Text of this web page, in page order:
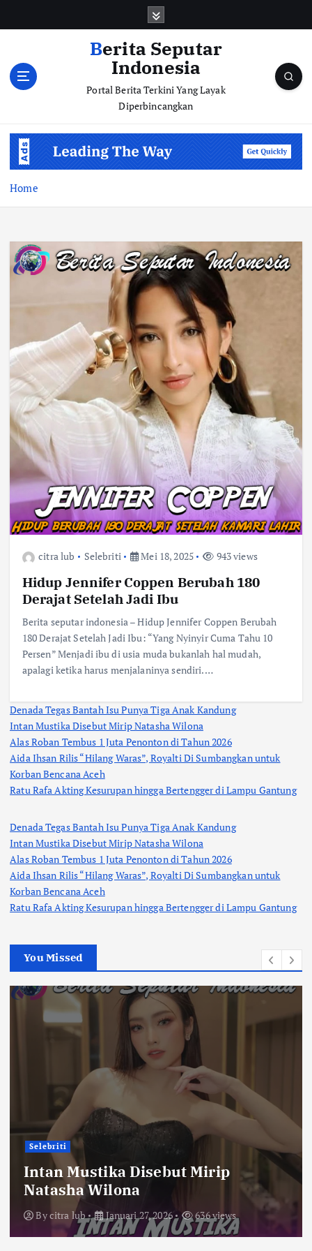
Berita Seputar
Indonesia
Portal Berita Terkini Yang Layak
Diperbincangkan
Home
citra lub Selebriti Mei 18, 2025 943 views
Hidup Jennifer Coppen Berubah 180
Derajat Setelah Jadi Ibu
Berita seputar indonesia – Hidup Jennifer Coppen Berubah
180 Derajat Setelah Jadi Ibu: “Yang Nyinyir Cuma Tahu 10
Persen” Menjadi ibu di usia muda bukanlah hal mudah,
apalagi ketika harus menjalaninya sendiri.…
Denada Tegas Bantah Isu Punya Tiga Anak Kandung
Intan Mustika Disebut Mirip Natasha Wilona
Alas Roban Tembus 1 Juta Penonton di Tahun 2026
Aida Ihsan Rilis “Hilang Waras”, Royalti Di Sumbangkan untuk
Korban Bencana Aceh
Ratu Rafa Akting Kesurupan hingga Bertengger di Lampu Gantung
Denada Tegas Bantah Isu Punya Tiga Anak Kandung
Intan Mustika Disebut Mirip Natasha Wilona
Alas Roban Tembus 1 Juta Penonton di Tahun 2026
Aida Ihsan Rilis “Hilang Waras”, Royalti Di Sumbangkan untuk
Korban Bencana Aceh
Ratu Rafa Akting Kesurupan hingga Bertengger di Lampu Gantung
You Missed
Selebriti
Intan Mustika Disebut Mirip
Natasha Wilona
Bycitra lub Januari 27, 2026 636 views